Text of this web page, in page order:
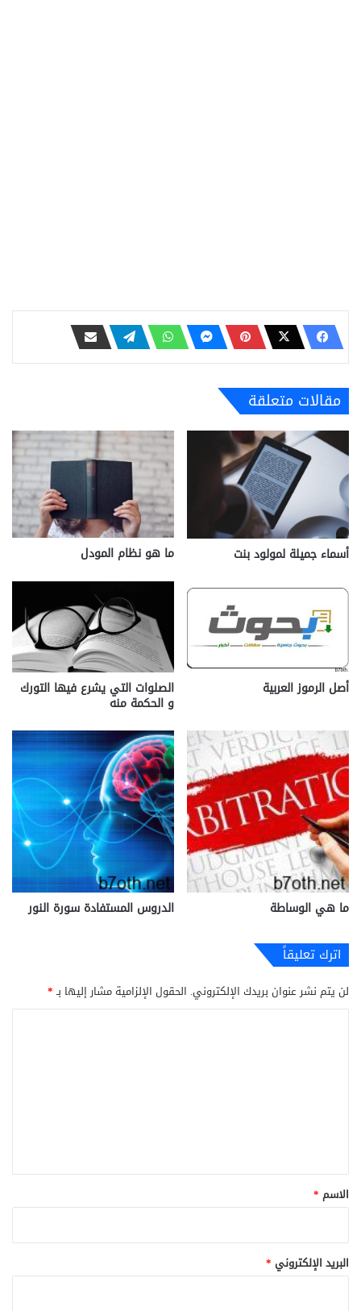
مقالات متعلقة
أسماء جميلة لمولود بنت ما هو نظام المودل
أصل الرموز العربية الصلوات التي يشرع فيها التورك
و الحكمة منه
ما هي الوساطة الدروس المستفادة سورة النور
اترك تعليقاً
لن يتم نشر عنوان بريدك الإلكتروني. الحقول الإلزامية مشار إليها بـ*
*
الاسم *
البريد الإلكتروني *